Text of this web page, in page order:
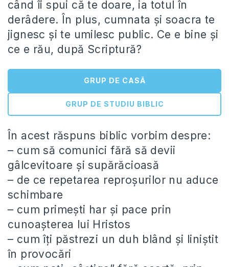
când îi spui că te doare, ia totul în
derâdere. În plus, cumnata și soacra te
jignesc și te umilesc public. Ce e bine și
ce e rău, după Scriptură?
GRUP DE CASĂ
GRUP DE STUDIU BIBLIC
În acest răspuns biblic vorbim despre:
– cum să comunici fără să devii
gâlcevitoare și supărăcioasă
– de ce repetarea reproșurilor nu aduce
schimbare
– cum primești har și pace prin
cunoașterea lui Hristos
– cum îți păstrezi un duh blând și liniștit
în provocări